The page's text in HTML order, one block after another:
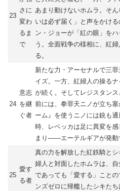
23
さに
変わ
るま
で
あまり動けないホムラ。そ
いは必ず届く」と声をかけ
ン・ジョーが「紅の眼」を
う。全面戦争の様相に、紅
る。
24
意志
を継
ぐ者
新たな力・アーセナルで三
イズ。一方、紅婦人の操る
が続く。そしてレジスタン
前には、拳罪天ニノが立ち
ーム』を使うニノには銃も
時、レベッカは足に異変を
まり――エーテルギアが発動
25
愛す
る者
真の力を解放した紅鉄騎と
婦人と対面したホムラは、
であっても「愛する」こと
ンズゼロに帰艦したシキた